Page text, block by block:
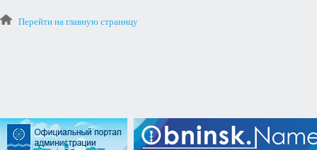
Перейти на главную страницу